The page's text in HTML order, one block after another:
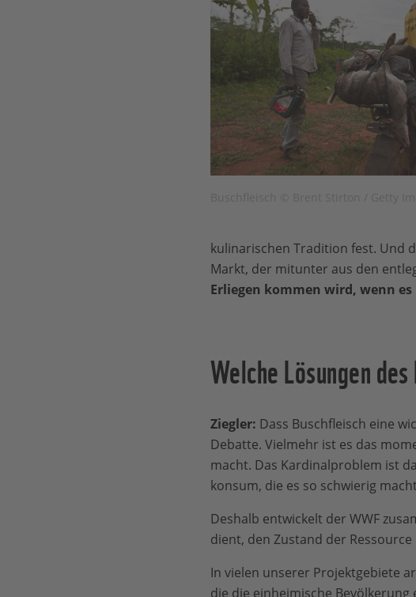
kulinarischen Tradition fest. Und
Markt, der mitunter aus den
Erliegen kommen wird, wenn
Welche Lösungen
Ziegler: Dass Buschfleisch eine
Debatte. Vielmehr ist es das
macht. Das Kardinalproblem ist
konsum, die es so schwierig
Deshalb entwickelt der WWF
dient, den Zustand der
In vielen unserer Projektgebiete
die die einheimische